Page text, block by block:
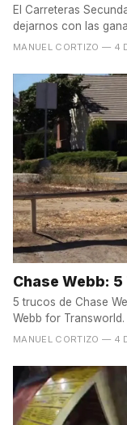
El Carreteras
dejarnos con las
MANUEL CORTIZO — 4
Chase Webb: 5
5 trucos de Chase Webb
MANUEL CORTIZO — 4